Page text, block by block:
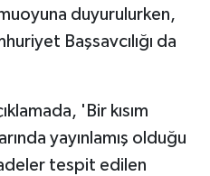
duyurulurken,
Başsavcılığı da
'Bir kısım
yayınlamış olduğu
tespit edilen